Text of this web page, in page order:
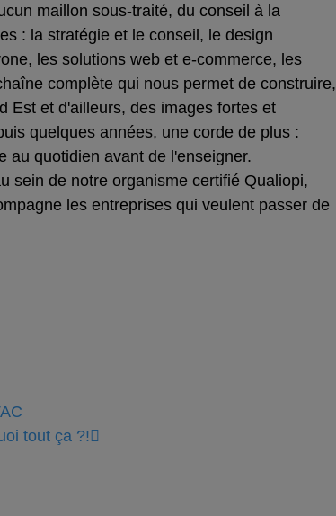
maillon sous-traité, du conseil à la
: la stratégie et le conseil, le design
les solutions web et e-commerce, les
complète qui nous permet de construire,
Est et d'ailleurs, des images fortes et
quelques années, une corde de plus :
au quotidien avant de l'enseigner.
sein de notre organisme certifié Qualiopi,
les entreprises qui veulent passer de
tout ça ?!